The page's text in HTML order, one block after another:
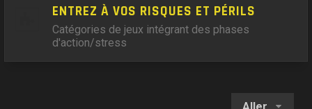
ENTREZ À VOS RISQUES ET PÉRILS
Catégories de jeux intégrant des phases
d'action/stress